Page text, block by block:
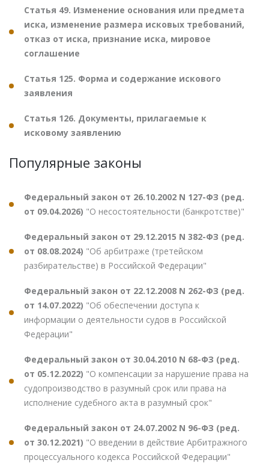
Статья 49. Изменение основания или предмета
иска, изменение размера исковых требований,
отказ от иска, признание иска, мировое
соглашение
Статья 125. Форма и содержание искового
заявления
Статья 126. Документы, прилагаемые к
исковому заявлению
Популярные законы
Федеральный закон от 26.10.2002 N 127-ФЗ (ред.
от 09.04.2026) "О несостоятельности (банкротстве)"
Федеральный закон от 29.12.2015 N 382-ФЗ (ред.
от 08.08.2024) "Об арбитраже (третейском
разбирательстве) в Российской Федерации"
Федеральный закон от 22.12.2008 N 262-ФЗ (ред.
от 14.07.2022) "Об обеспечении доступа к
информации о деятельности судов в Российской
Федерации"
Федеральный закон от 30.04.2010 N 68-ФЗ (ред.
от 05.12.2022) "О компенсации за нарушение права на
судопроизводство в разумный срок или права на
исполнение судебного акта в разумный срок"
Федеральный закон от 24.07.2002 N 96-ФЗ (ред.
от 30.12.2021) "О введении в действие Арбитражного
процессуального кодекса Российской Федерации"